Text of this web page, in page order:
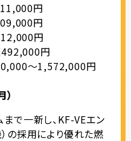
円
円
円
円
～1,572,000円
まで一新し、KF-VEエン
の採用により優れた燃